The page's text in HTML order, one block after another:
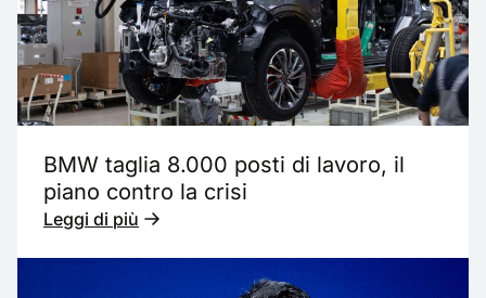
BMW taglia 8.000 posti di lavoro, il
piano contro la crisi
Leggi di più